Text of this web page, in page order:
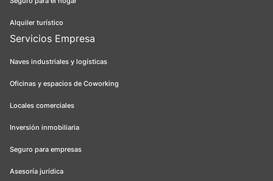
Alquiler turístico
Servicios Empresa
Naves industriales y logísticas
Oficinas y espacios de Coworking
Locales comerciales
Inversión inmobiliaria
Seguro para empresas
Asesoría jurídica